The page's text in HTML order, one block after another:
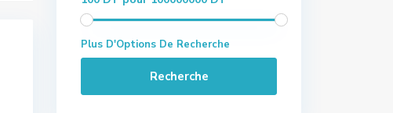
Plus D'Options De Recherche
Recherche